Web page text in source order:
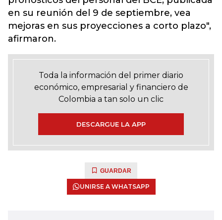
en su reunión del 9 de septiembre, vea
mejoras en sus proyecciones a corto plazo",
afirmaron.
Toda la información del primer diario
económico, empresarial y financiero de
Colombia a tan solo un clic
DESCARGUE LA APP
GUARDAR
UNIRSE A WHATSAPP